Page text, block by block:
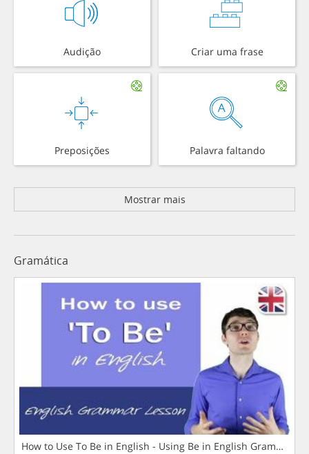
Audição Criar uma frase
Preposições Palavra faltando
Mostrar mais
Gramática
How to Use To Be in English - Using Be in English Grammar